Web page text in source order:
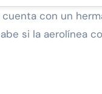
con un
si la aerolínea